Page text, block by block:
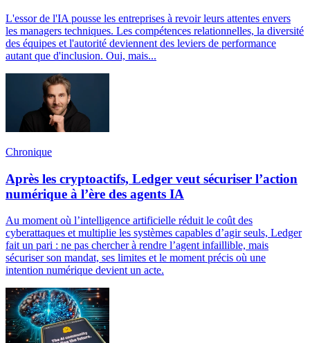
L'essor de l'IA pousse les entreprises à revoir leurs attentes envers
les managers techniques. Les compétences relationnelles, la diversité
des équipes et l'autorité deviennent des leviers de performance
autant que d'inclusion. Oui, mais...
Chronique
Après les cryptoactifs, Ledger veut sécuriser l’action
numérique à l’ère des agents IA
Au moment où l’intelligence artificielle réduit le coût des
cyberattaques et multiplie les systèmes capables d’agir seuls, Ledger
fait un pari : ne pas chercher à rendre l’agent infaillible, mais
sécuriser son mandat, ses limites et le moment précis où une
intention numérique devient un acte.